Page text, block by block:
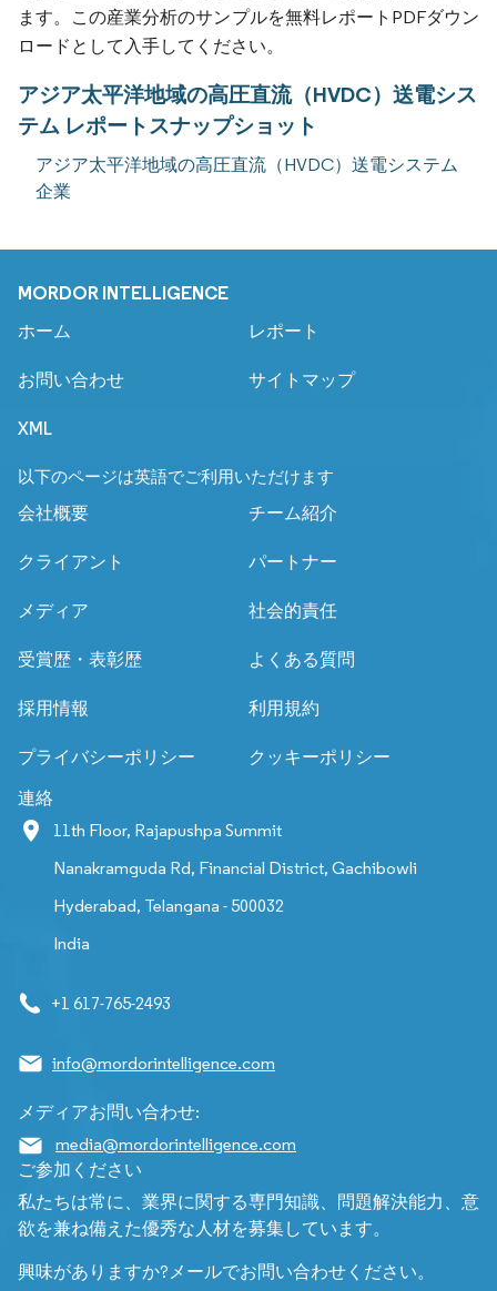
ます。この産業分析のサンプルを無料レポートPDFダウン
ロードとして入手してください。
アジア太平洋地域の高圧直流（HVDC）送電シス
テム レポートスナップショット
アジア太平洋地域の高圧直流（HVDC）送電システム
企業
MORDOR INTELLIGENCE
ホーム レポート
お問い合わせ サイトマップ
XML
以下のページは英語でご利用いただけます
会社概要
チーム紹介
クライアント パートナー
メディア 社会的責任
受賞歴・表彰歴 よくある質問
採用情報 利用規約
プライバシーポリシー クッキーポリシー
連絡
11th Floor, Rajapushpa Summit
Nanakramguda Rd, Financial District, Gachibowli
Hyderabad, Telangana - 500032
India
+1 617-765-2493
info@mordorintelligence.com
メディアお問い合わせ:
media@mordorintelligence.com
ご参加ください
私たちは常に、業界に関する専門知識、問題解決能力、意
欲を兼ね備えた優秀な人材を募集しています。
興味がありますか?メールでお問い合わせください。